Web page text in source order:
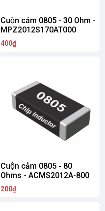
Cuộn cảm 0805 - 30 Ohm -
MPZ2012S170AT000
400₫
Cuộn cảm 0805 - 80
Ohms - ACMS2012A-800
200₫